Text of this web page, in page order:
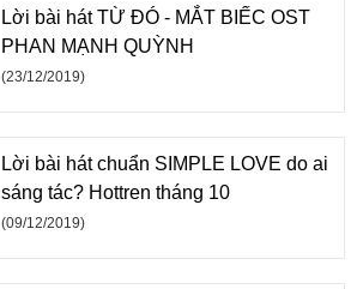
Lời bài hát TỪ ĐÓ - MẮT BIẾC OST
PHAN MẠNH QUỲNH
(23/12/2019)
Lời bài hát chuẩn SIMPLE LOVE do ai
sáng tác? Hottren tháng 10
(09/12/2019)